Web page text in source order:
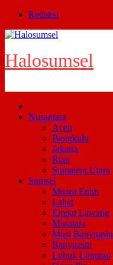
Skip
content
Redaksi
Halosumsel
Nusantara
Aceh
Bengkulu
Jakarta
Riau
Sumatera Utara
Sumsel
Muara Enim
Lahat
Empat Lawang
Muratara
Musi Banyuasin
Banyuasin
Lubuk Linggau